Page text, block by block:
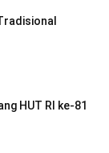
HUT RI ke-81